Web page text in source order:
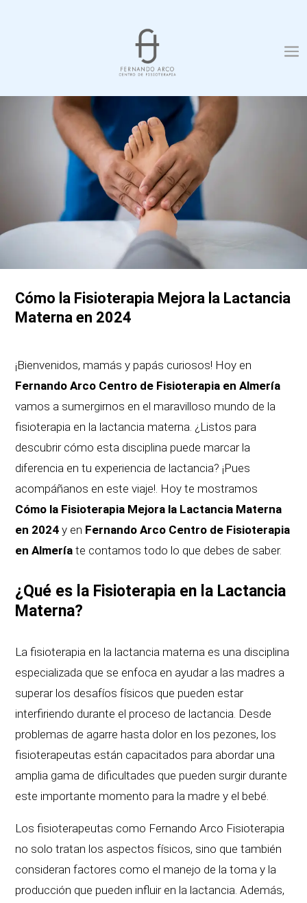
Cómo la Fisioterapia Mejora la Lactancia
Materna en 2024
¡Bienvenidos, mamás y papás curiosos! Hoy en
Fernando Arco Centro de Fisioterapia en Almería
vamos a sumergirnos en el maravilloso mundo de la
fisioterapia en la lactancia materna. ¿Listos para
descubrir cómo esta disciplina puede marcar la
diferencia en tu experiencia de lactancia? ¡Pues
acompáñanos en este viaje!. Hoy te mostramos
Cómo la Fisioterapia Mejora la Lactancia Materna
en 2024 y en Fernando Arco Centro de Fisioterapia
en Almería te contamos todo lo que debes de saber.
¿Qué es la Fisioterapia en la Lactancia
Materna?
La fisioterapia en la lactancia materna es una disciplina
especializada que se enfoca en ayudar a las madres a
superar los desafíos físicos que pueden estar
interfiriendo durante el proceso de lactancia. Desde
problemas de agarre hasta dolor en los pezones, los
fisioterapeutas están capacitados para abordar una
amplia gama de dificultades que pueden surgir durante
este importante momento para la madre y el bebé.
Los fisioterapeutas como Fernando Arco Fisioterapia
no solo tratan los aspectos físicos, sino que también
consideran factores como el manejo de la toma y la
producción que pueden influir en la lactancia. Además,